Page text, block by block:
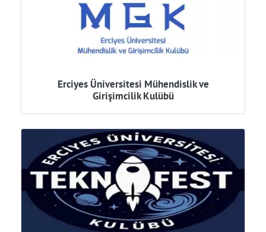
Erciyes Üniversitesi Mühendislik ve
Girişimcilik Kulübü